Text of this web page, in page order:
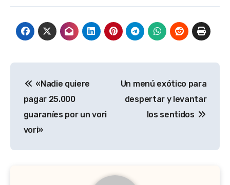
de
entradas
«Nadie quiere
pagar 25.000
guaraníes por un vori
vori»
Un menú exótico para
despertar y levantar
los sentidos